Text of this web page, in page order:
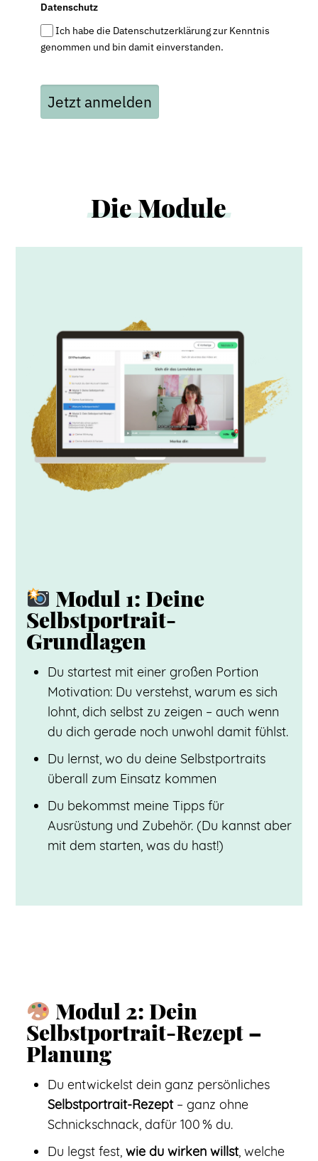
Datenschutz
Ich habe die Datenschutzerklärung zur Kenntnis
genommen und bin damit einverstanden.
Jetzt anmelden
DieModule
Modul 1: Deine
Selbstportrait-
Grundlagen
Du startest mit einer großen Portion
Motivation: Du verstehst, warum es sich
lohnt, dich selbst zu zeigen – auch wenn
du dich gerade noch unwohl damit fühlst.
Du lernst, wo du deine Selbstportraits
überall zum Einsatz kommen
Du bekommst meine Tipps für
Ausrüstung und Zubehör. (Du kannst aber
mit dem starten, was du hast!)
Modul 2: Dein
Selbstportrait-Rezept –
Planung
Du entwickelst dein ganz persönliches
Selbstportrait-Rezept– ganz ohne
Schnickschnack, dafür 100 % du.
Du legst fest, wie du wirken willst, welche